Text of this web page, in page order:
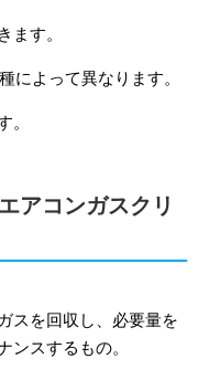
ます。
によって異なります。
。
アコンガスクリ
スを回収し、必要量を
ンスするもの。